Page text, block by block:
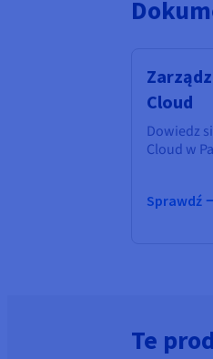
Cloud
Dowiedz
Cloud w
Sprawdź
Te